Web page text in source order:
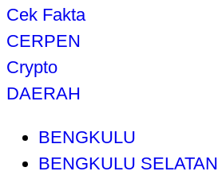
Cek Fakta
CERPEN
Crypto
DAERAH
BENGKULU
BENGKULU SELATAN